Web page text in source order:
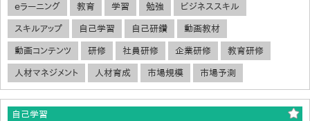
eラーニング 教育 学習 勉強 ビジネススキル
スキルアップ 自己学習 自己研鑽 動画教材
動画コンテンツ 研修 社員研修 企業研修 教育研修
人材マネジメント 人材育成 市場規模 市場予測
自己学習